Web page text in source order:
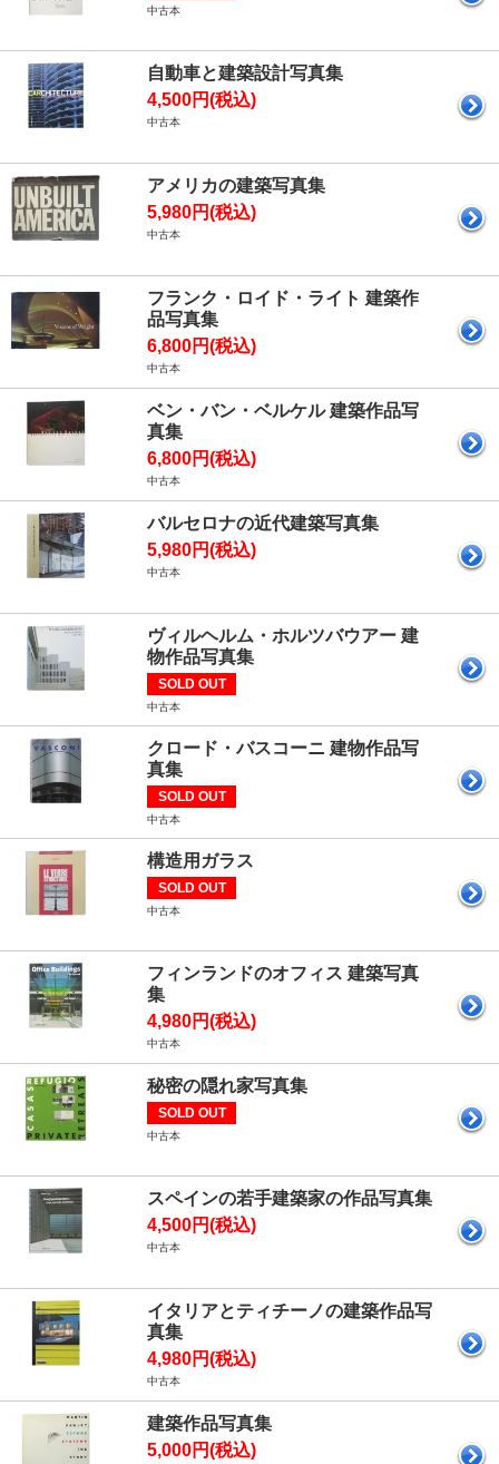
中古本
自動車と建築設計写真集
4,500円(税込)
中古本
アメリカの建築写真集
5,980円(税込)
中古本
フランク・ロイド・ライト 建築作
品写真集
6,800円(税込)
中古本
ベン・バン・ベルケル 建築作品写
真集
6,800円(税込)
中古本
バルセロナの近代建築写真集
5,980円(税込)
中古本
ヴィルヘルム・ホルツバウアー 建
物作品写真集
SOLD OUT
中古本
クロード・バスコーニ 建物作品写
真集
SOLD OUT
中古本
構造用ガラス
SOLD OUT
中古本
フィンランドのオフィス 建築写真
集
4,980円(税込)
中古本
秘密の隠れ家写真集
SOLD OUT
中古本
スペインの若手建築家の作品写真集
4,500円(税込)
中古本
イタリアとティチーノの建築作品写
真集
4,980円(税込)
中古本
建築作品写真集
5,000円(税込)